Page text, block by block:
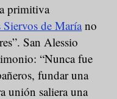
primitiva
de Maríano
San Alessio
“Nunca fue
fundar una
unión saliera una